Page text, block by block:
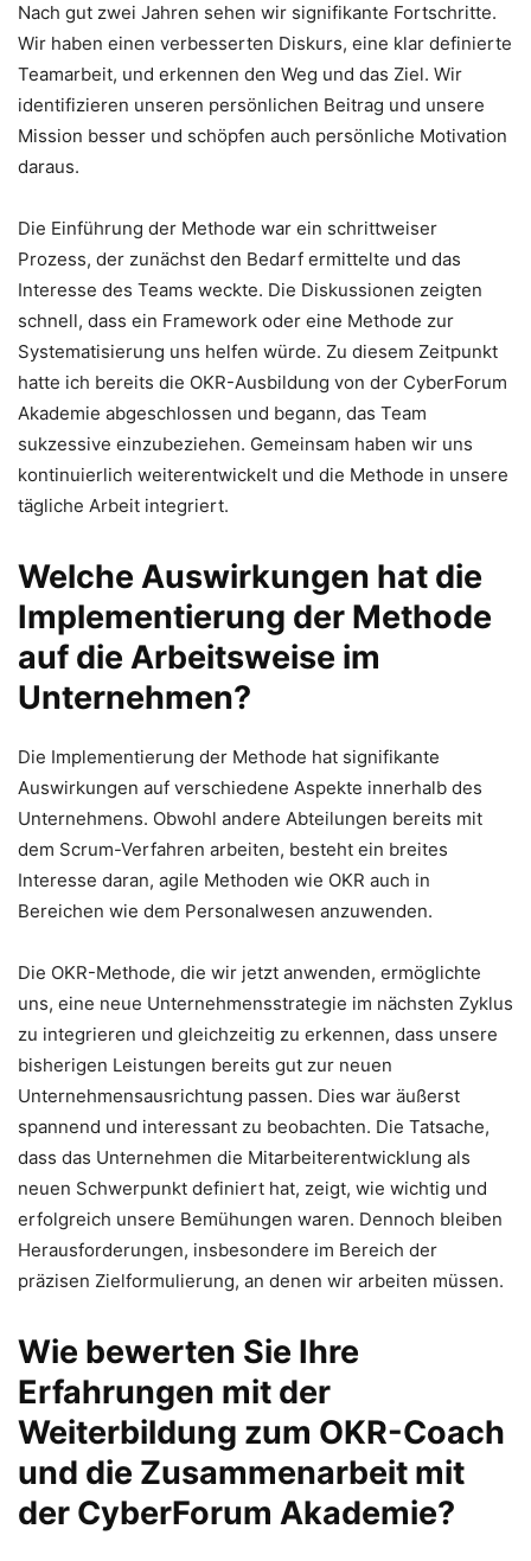
Nach gut zwei Jahren sehen wir signifikante Fortschritte.
Wir haben einen verbesserten Diskurs, eine klar definierte
Teamarbeit, und erkennen den Weg und das Ziel. Wir
identifizieren unseren persönlichen Beitrag und unsere
Mission besser und schöpfen auch persönliche Motivation
daraus.
Die Einführung der Methode war ein schrittweiser
Prozess, der zunächst den Bedarf ermittelte und das
Interesse des Teams weckte. Die Diskussionen zeigten
schnell, dass ein Framework oder eine Methode zur
Systematisierung uns helfen würde. Zu diesem Zeitpunkt
hatte ich bereits die OKR-Ausbildung von der CyberForum
Akademie abgeschlossen und begann, das Team
sukzessive einzubeziehen. Gemeinsam haben wir uns
kontinuierlich weiterentwickelt und die Methode in unsere
tägliche Arbeit integriert.
Welche Auswirkungen hat die
Implementierung der Methode
auf die Arbeitsweise im
Unternehmen?
Die Implementierung der Methode hat signifikante
Auswirkungen auf verschiedene Aspekte innerhalb des
Unternehmens. Obwohl andere Abteilungen bereits mit
dem Scrum-Verfahren arbeiten, besteht ein breites
Interesse daran, agile Methoden wie OKR auch in
Bereichen wie dem Personalwesen anzuwenden.
Die OKR-Methode, die wir jetzt anwenden, ermöglichte
uns, eine neue Unternehmensstrategie im nächsten Zyklus
zu integrieren und gleichzeitig zu erkennen, dass unsere
bisherigen Leistungen bereits gut zur neuen
Unternehmensausrichtung passen. Dies war äußerst
spannend und interessant zu beobachten. Die Tatsache,
dass das Unternehmen die Mitarbeiterentwicklung als
neuen Schwerpunkt definiert hat, zeigt, wie wichtig und
erfolgreich unsere Bemühungen waren. Dennoch bleiben
Herausforderungen, insbesondere im Bereich der
präzisen Zielformulierung, an denen wir arbeiten müssen.
Wie bewerten Sie Ihre
Erfahrungen mit der
Weiterbildung zum OKR-Coach
und die Zusammenarbeit mit
der CyberForum Akademie?